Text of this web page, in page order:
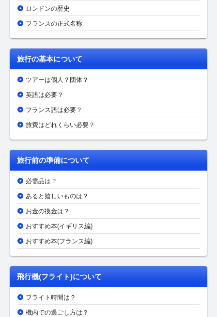
ロンドンの歴史
フランスの正式名称
旅行の基本について
ツアーは個人？団体？
英語は必要？
フランス語は必要？
旅費はどれくらい必要？
旅行前の準備について
必需品は？
あると嬉しいものは？
お金の換金は？
おすすめ本(イギリス編)
おすすめ本(フランス編)
飛行機(フライト)について
フライト時間は？
機内での過ごし方は？